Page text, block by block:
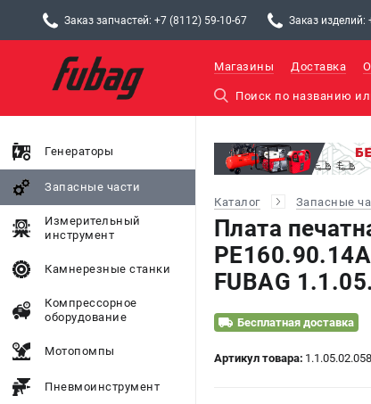
Заказ запчастей: +7 (8112) 59-10-67 Заказ изделий:
Магазины Доставка
Генераторы
Запасные части
Измерительный
инструмент
Камнерезные станки
Компрессорное
оборудование
Мотопомпы
Пневмоинструмент
Каталог Запасные
Плата
FUBAG
Бесплатная доставка
Артикул товара: